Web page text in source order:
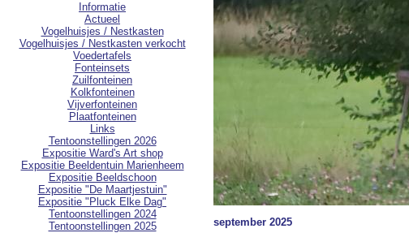
Informatie
Actueel
Vogelhuisjes / Nestkasten
Vogelhuisjes / Nestkasten verkocht
Voedertafels
Fonteinsets
Zuilfonteinen
Kolkfonteinen
Vijverfonteinen
Plaatfonteinen
Links
Tentoonstellingen 2026
Expositie Ward's Art shop
Expositie Beeldentuin Marienheem
Expositie Beeldschoon
Expositie "De Maartjestuin"
Expositie "Pluck Elke Dag"
Tentoonstellingen 2024
Tentoonstellingen 2025
september 2025